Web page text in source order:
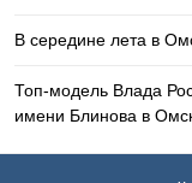
В середине лета в
Топ-модель Влада
имени Блинова в